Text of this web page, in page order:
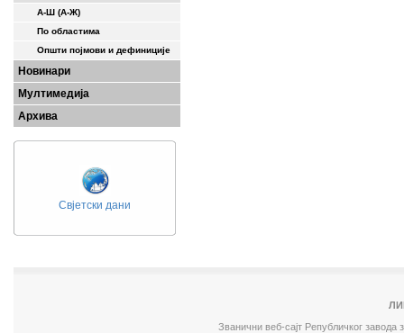
А-Ш (A-Ж)
По областима
Општи појмови и дефиниције
Новинари
Мултимедија
Архива
Свјетски дани
Званични веб-сајт Републичког